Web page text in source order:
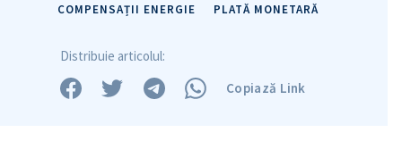
COMPENSAȚII ENERGIE PLATĂ MONETARĂ
Distribuie articolul:
Copiază Link